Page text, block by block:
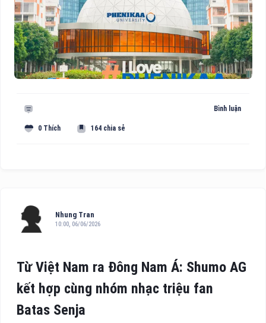
Bình luận
0 Thích 164 chia sẻ
Nhung Tran
10:00, 06/06/2026
Từ Việt Nam ra Đông Nam Á: Shumo AG
kết hợp cùng nhóm nhạc triệu fan
Batas Senja